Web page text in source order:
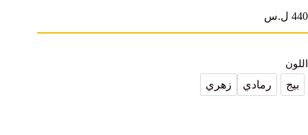
440 ل.س
اللون
بيج رمادي زهري